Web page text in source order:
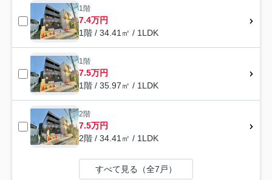
1階
7.4万円
1階 / 34.41㎡ / 1LDK
1階
7.5万円
1階 / 35.97㎡ / 1LDK
2階
7.5万円
2階 / 34.41㎡ / 1LDK
すべて見る（全7戸）